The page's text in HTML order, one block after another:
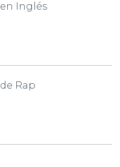
Inglés
Rap